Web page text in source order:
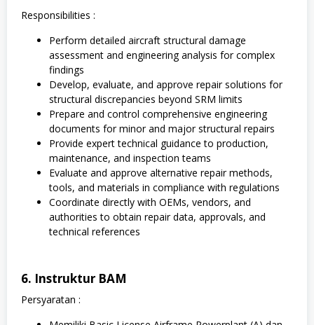
Responsibilities :
Perform detailed aircraft structural damage
assessment and engineering analysis for complex
findings
Develop, evaluate, and approve repair solutions for
structural discrepancies beyond SRM limits
Prepare and control comprehensive engineering
documents for minor and major structural repairs
Provide expert technical guidance to production,
maintenance, and inspection teams
Evaluate and approve alternative repair methods,
tools, and materials in compliance with regulations
Coordinate directly with OEMs, vendors, and
authorities to obtain repair data, approvals, and
technical references
6. Instruktur BAM
Persyaratan :